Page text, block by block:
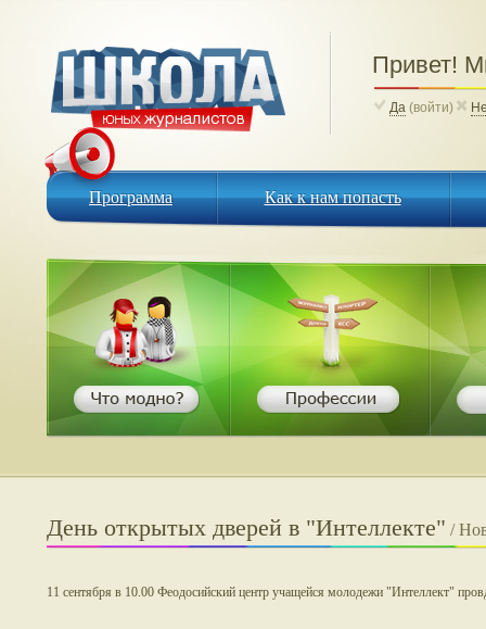
Привет!
Да (войти)
Программа
Программа Как к нам попасть
Как к нам попасть
День открытых дверей в "Интеллекте" /
11 сентября в 10.00 Феодосийский центр учащейся молодежи "Интеллект"